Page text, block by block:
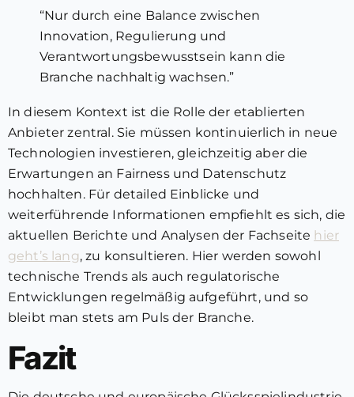
“Nur durch eine Balance zwischen
Innovation, Regulierung und
Verantwortungsbewusstsein kann die
Branche nachhaltig wachsen.”
In diesem Kontext ist die Rolle der etablierten
Anbieter zentral. Sie müssen kontinuierlich in neue
Technologien investieren, gleichzeitig aber die
Erwartungen an Fairness und Datenschutz
hochhalten. Für detailed Einblicke und
weiterführende Informationen empfiehlt es sich, die
aktuellen Berichte und Analysen der Fachseite hier
geht’s lang, zu konsultieren. Hier werden sowohl
technische Trends als auch regulatorische
Entwicklungen regelmäßig aufgeführt, und so
bleibt man stets am Puls der Branche.
Fazit